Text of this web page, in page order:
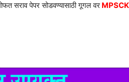
सराव पेपर सोडवण्यासाठी गूगल वर